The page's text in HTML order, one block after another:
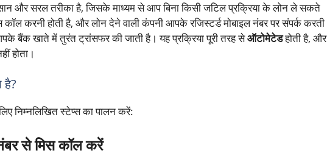
और सरल तरीका है, जिसके माध्यम से आप बिना किसी जटिल प्रक्रिया के लोन ले सकते
करनी होती है, और लोन देने वाली कंपनी आपके रजिस्टर्ड मोबाइल नंबर पर संपर्क करती
बैंक खाते में तुरंत ट्रांसफर की जाती है। यह प्रक्रिया पूरी तरह सेऑटोमेटेडहोती है, और
होता।
है?
निम्नलिखित स्टेप्स का पालन करें:
से मिस कॉल करें